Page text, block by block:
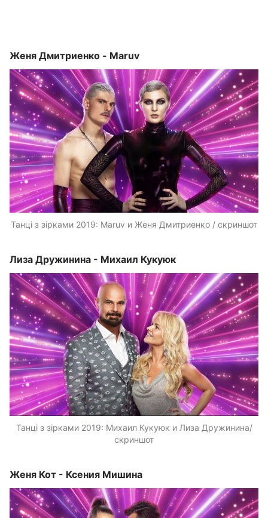
Женя Дмитриенко - Maruv
Танці з зірками 2019: Maruv и Женя Дмитриенко / скриншот
Лиза Дружинина - Михаил Кукуюк
Танці з зірками 2019: Михаил Кукуюк и Лиза Дружинина/
скриншот
Женя Кот - Ксения Мишина